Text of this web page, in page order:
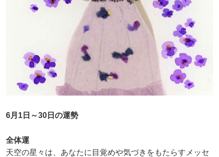
6月1日～30日の運勢
全体運
天空の星々は、あなたに目覚めや気づきをもたらすメッセ